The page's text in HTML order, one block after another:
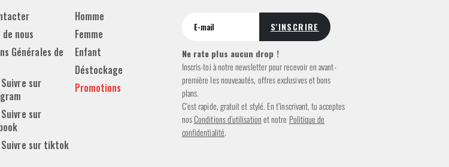
nous
Générales de
sur
sur
Suivre sur tiktok
Homme
Femme
Enfant
Déstockage
Promotions
Ne rate plus aucun drop !
Inscris-toi à notre newsletter pour recevoir en avant-
première les nouveautés, offres exclusives et bons
plans.
C’est rapide, gratuit et stylé. En t’inscrivant, tu acceptes
nosConditions d’utilisationet notre Politique de
confidentialité.